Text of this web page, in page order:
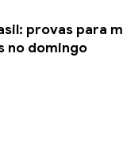
provas para
no domingo